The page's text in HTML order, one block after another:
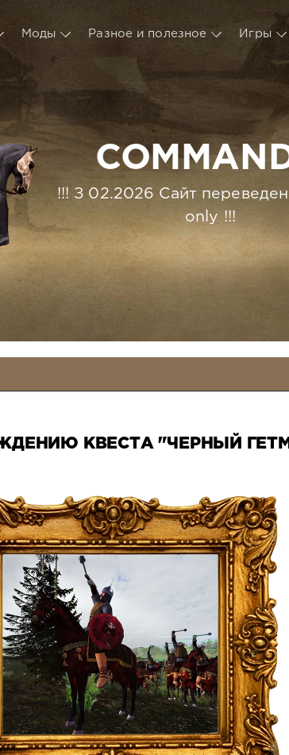
Моды Разное и полезное Игры
!!! З 02.2026 Сайт
only !!!
КВЕСТА "ЧЕРНЫЙ